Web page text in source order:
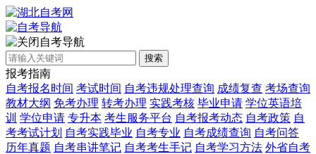
自考导航
搜索
报考指南
自考报名时间 考试时间 自考违规处理查询 成绩复查 考场查询
教材大纲 免考办理 转考办理 实践考核 毕业申请 学位英语培
训 学位申请 专升本 考生服务平台 自考报考动态 自考政策 自
考考试计划 自考实践毕业 自考专业 自考成绩查询 自考问答
历年真题 自考串讲笔记 自考考生手记 自考学习方法 外省自考